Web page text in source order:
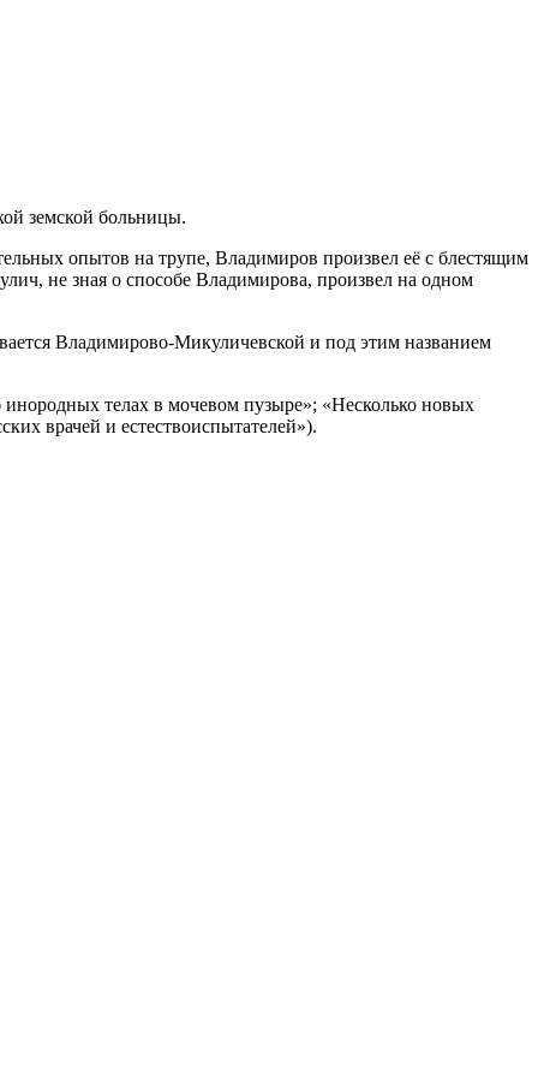
земской больницы.
опытов на трупе, Владимиров произвел её с блестящим
не зная о способе Владимирова, произвел на одном
Владимирово-Микуличевской и под этим названием
телах в мочевом пузыре»; «Несколько новых
врачей и естествоиспытателей»).